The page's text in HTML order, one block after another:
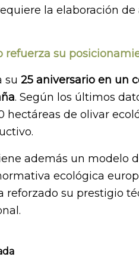
la elaboración
refuerza su
su 25 aniversario en un
. Según los últimos
hectáreas de olivar
además un modelo
ecológica
reforzado su prestigio